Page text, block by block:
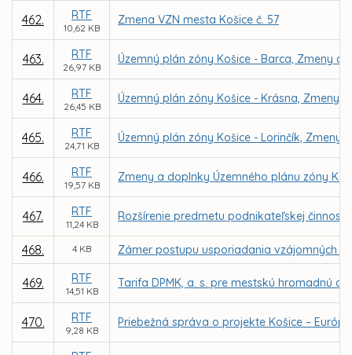
462. RTF
10,62 KB
Zmena VZN mesta Košice č. 57
463. RTF
26,97 KB
Územný plán zóny Košice - Barca, Zmeny a
464. RTF
26,45 KB
Územný plán zóny Košice - Krásna, Zmeny a
465. RTF
24,71 KB
Územný plán zóny Košice - Lorinčík, Zmeny
466. RTF
19,57 KB
Zmeny a doplnky Územného plánu zóny
467. RTF
11,24 KB
Rozšírenie predmetu podnikateľskej
468. 4 KB Zámer postupu usporiadania vzájomných
469. RTF
14,51 KB
Tarifa DPMK, a. s. pre mestskú hromadnú
470. RTF
9,28 KB
Priebežná správa o projekte Košice –